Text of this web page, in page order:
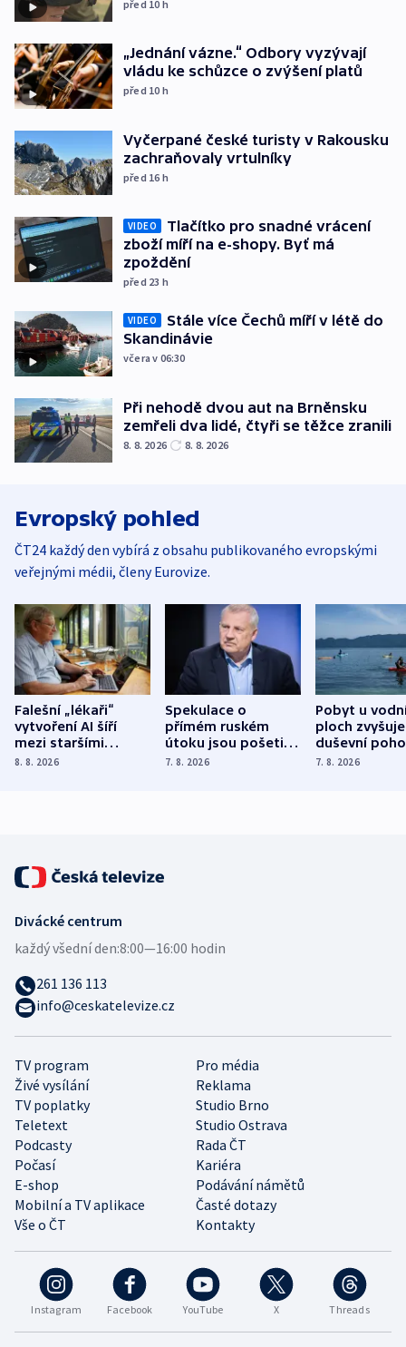
před 10 h
„Jednání vázne.“ Odbory vyzývají
vládu ke schůzce o zvýšení platů
před 10 h
Vyčerpané české turisty v Rakousku
zachraňovaly vrtulníky
před 16 h
VIDEO
Tlačítko pro snadné vrácení
zboží míří na e-shopy. Byť má
zpoždění
před 23 h
VIDEO
Stále více Čechů míří v létě do
Skandinávie
včera v 06:30
Při nehodě dvou aut na Brněnsku
zemřeli dva lidé, čtyři se těžce zranili
8. 8. 2026 8. 8. 2026
Evropský pohled
ČT24 každý den vybírá z obsahu publikovaného evropskými
veřejnými médii, členy Eurovize.
Falešní „lékaři“
vytvoření AI šíří
mezi staršími
Poláky nebezpečné
8. 8. 2026
Spekulace o
přímém ruském
útoku jsou pošetilé,
míní estonský
7. 8. 2026
Pobyt u
ploch zvyšuje
duševní
ukázala
7. 8. 2026
Instagram Facebook YouTube X Threads
TV program
Pro média
Živé vysílání
Reklama
TV poplatky
Studio Brno
Teletext
Studio Ostrava
Podcasty
Rada ČT
Počasí
Kariéra
E-shop
Podávání námětů
Mobilní a TV aplikace
Časté dotazy
Vše o ČT
Kontakty
Divácké centrum
každý všední den:8:00—16:00 hodin
261 136 113
info@ceskatelevize.cz